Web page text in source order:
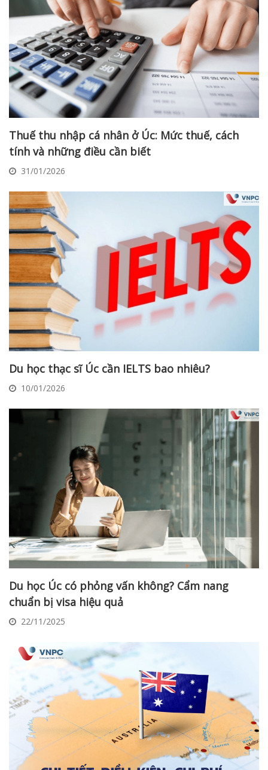
Thuế thu nhập cá nhân ở Úc: Mức thuế, cách
tính và những điều cần biết
31/01/2026
Du học thạc sĩ Úc cần IELTS bao nhiêu?
10/01/2026
Du học Úc có phỏng vấn không? Cẩm nang
chuẩn bị visa hiệu quả
22/11/2025